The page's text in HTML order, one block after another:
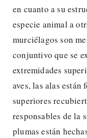
en cuanto a su
especie animal a
murciélagos son
conjuntivo que se
extremidades
aves, las alas están
superiores
responsables de la
plumas están